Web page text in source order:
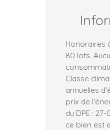
Honoraires
80 lots.
Classe
annuelles
prix de
du DPE :
ce bien est